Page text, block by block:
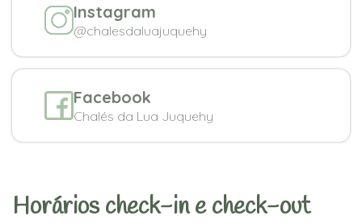
Instagram
@chalesdaluajuquehy
Facebook
Chalés da Lua Juquehy
Horários check-in e check-out